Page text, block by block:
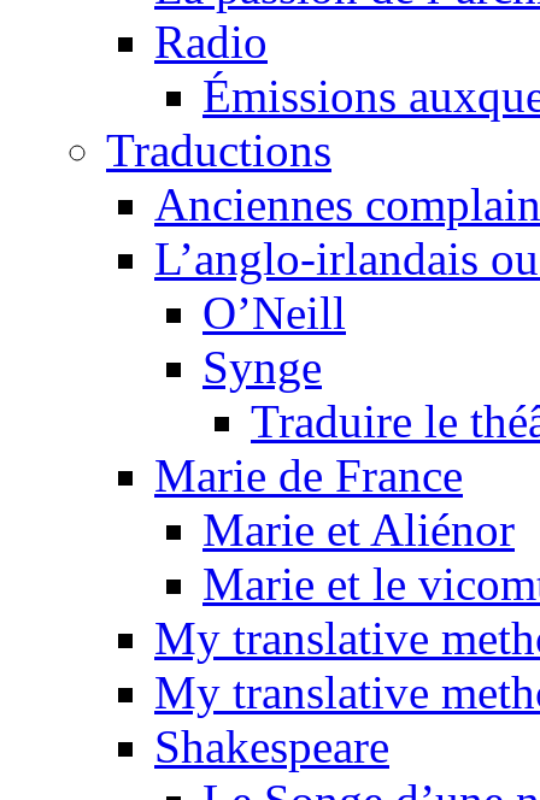
Radio
Émissions
Traductions
Anciennes
L’anglo-irlandais
O’Neill
Synge
Traduire le
Marie de France
Marie et Aliénor
Marie et le
My translative
My translative
Shakespeare